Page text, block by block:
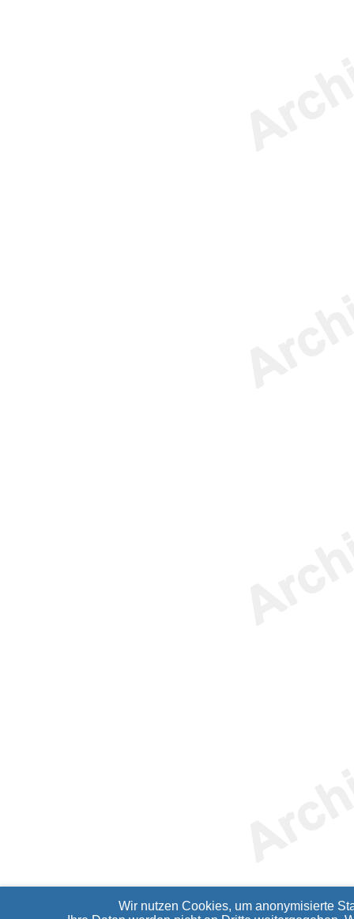
Wir nutzen Cookies, um anonymisierte